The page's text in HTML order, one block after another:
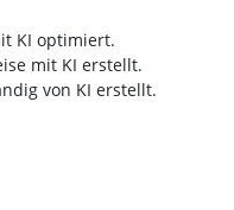
KI optimiert.
mit KI erstellt.
von KI erstellt.